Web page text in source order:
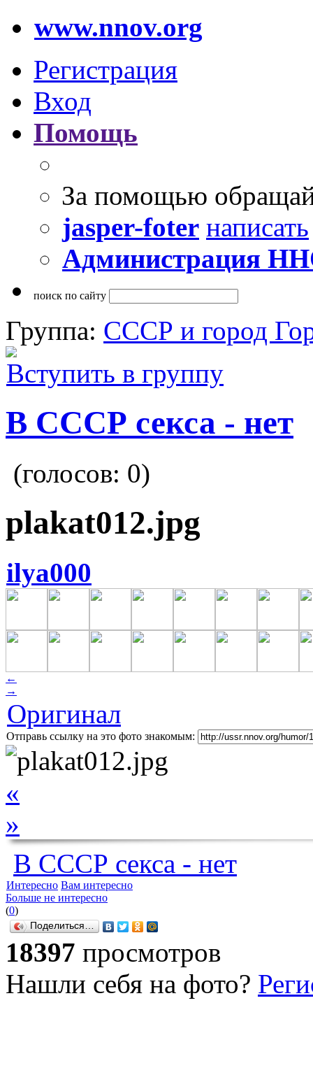
www.nnov.org
Регистрация
Вход
Помощь
За помощью
jasper-foter написать
Администрация
поиск по сайту
Группа: СССР и город
Вступить в группу
В СССР секса - нет
(голосов: 0)
plakat012.jpg
ilya000
←
→
Оригинал
Отправь ссылку на это фото знакомым:
«
»
В СССР секса - нет
Интересно Вам интересно
Больше не интересно
(0)
Поделиться…
18397 просмотров
Нашли себя на фото?